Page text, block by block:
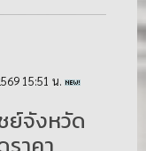
15:51 น.
ย์จังหวัด